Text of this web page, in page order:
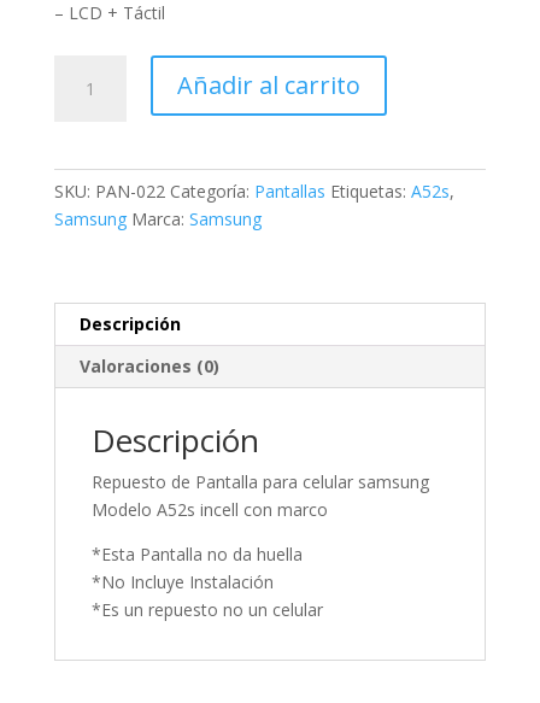
– LCD + Táctil
Añadir al carrito
SKU: PAN-022 Categoría: Pantallas Etiquetas: A52s,
Samsung Marca: Samsung
Descripción
Valoraciones (0)
Descripción
Repuesto de Pantalla para celular samsung
Modelo A52s incell con marco
*Esta Pantalla no da huella
*No Incluye Instalación
*Es un repuesto no un celular